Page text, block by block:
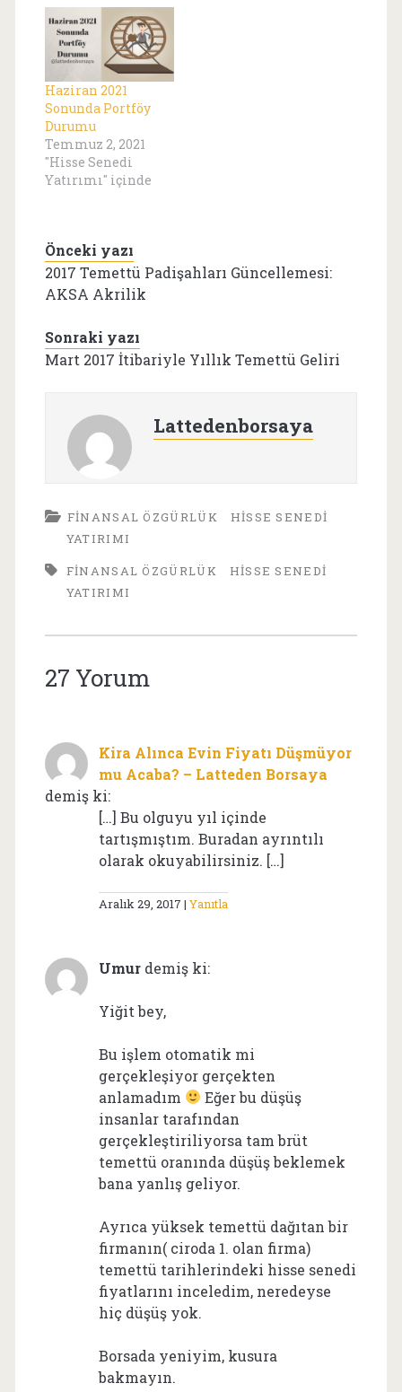
Haziran 2021
Sonunda Portföy
Durumu
Temmuz 2, 2021
"Hisse Senedi
Yatırımı" içinde
Önceki yazı
2017 Temettü Padişahları Güncellemesi:
AKSA Akrilik
Sonraki yazı
Mart 2017 İtibariyle Yıllık Temettü Geliri
Lattedenborsaya
FINANSAL ÖZGÜRLÜK
HISSE SENEDI
YATIRIMI
FINANSAL ÖZGÜRLÜK
HISSE SENEDI
YATIRIMI
27 Yorum
Kira Alınca Evin Fiyatı Düşmüyor
mu Acaba? – Latteden Borsaya
demiş ki:
[…] Bu olguyu yıl içinde
tartışmıştım. Buradan ayrıntılı
olarak okuyabilirsiniz. […]
Aralık 29, 2017 Yanıtla
Umur demiş ki:
Yiğit bey,
Bu işlem otomatik mi
gerçekleşiyor gerçekten
anlamadım
Eğer bu düşüş
insanlar tarafından
gerçekleştiriliyorsa tam brüt
temettü oranında düşüş beklemek
bana yanlış geliyor.
Ayrıca yüksek temettü dağıtan bir
firmanın( ciroda 1. olan firma)
temettü tarihlerindeki hisse senedi
fiyatlarını inceledim, neredeyse
hiç düşüş yok.
Borsada yeniyim, kusura
bakmayın.